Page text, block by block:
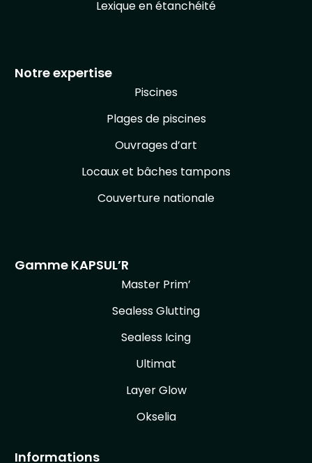
Lexique en étanchéité
Notre expertise
Piscines
Plages de piscines
Ouvrages d’art
Locaux et bâches tampons
Couverture nationale
Gamme KAPSUL’R
Master Prim’
Sealess Glutting
Sealess Icing
Ultimat
Layer Glow
Okselia
Informations